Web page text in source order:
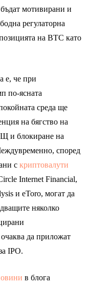
мотивирани и
регулаторна
на BTC като
е, че при
по-ясната
среда ще
на бягство на
и блокиране на
според
с криптовалути
Internet Financial,
и eToro, могат да
няколко
да приложат
IPO.
в блога